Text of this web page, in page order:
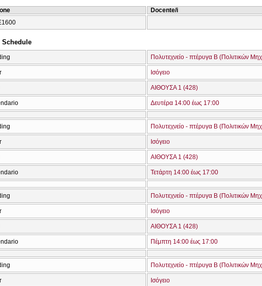
Docente/i
Schedule
Πολυτεχνείο - πτέρυγα Β (Πολιτικών
Ισόγειο
ΑΙΘΟΥΣΑ 1 (428)
Δευτέρα 14:00 έως 17:00
Πολυτεχνείο - πτέρυγα Β (Πολιτικών
Ισόγειο
ΑΙΘΟΥΣΑ 1 (428)
Τετάρτη 14:00 έως 17:00
Πολυτεχνείο - πτέρυγα Β (Πολιτικών
Ισόγειο
ΑΙΘΟΥΣΑ 1 (428)
Πέμπτη 14:00 έως 17:00
Πολυτεχνείο - πτέρυγα Β (Πολιτικών
Ισόγειο